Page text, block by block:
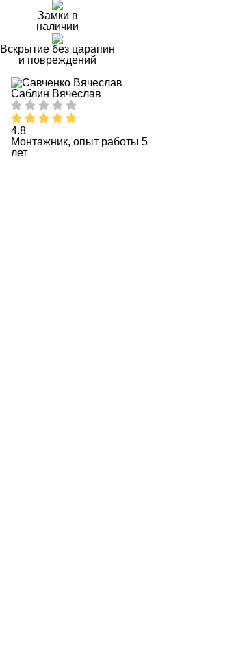
Замки в
наличии
Вскрытие без царапин
и повреждений
Саблин Вячеслав
4.8
Монтажник, опыт работы 5
лет